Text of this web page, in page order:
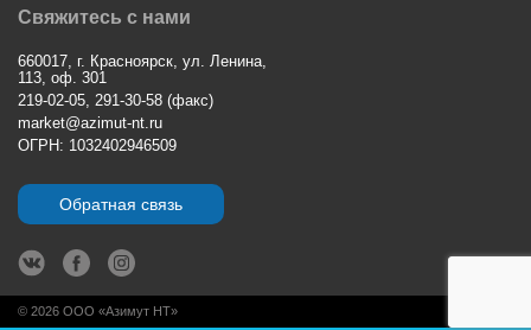
Свяжитесь с нами
660017, г. Красноярск, ул. Ленина,
113, оф. 301
219-02-05, 291-30-58 (факс)
market@azimut-nt.ru
ОГРН: 1032402946509
Обратная связь
© 2026 ООО «Азимут НТ»